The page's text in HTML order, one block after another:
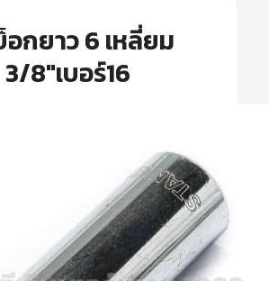
กยาว 6 เหลี่ยม
3/8″เบอร์16